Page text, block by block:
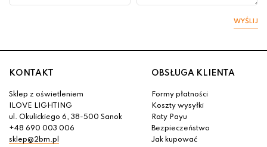
WYŚLIJ
KONTAKT
Sklep z oświetleniem
ILOVE LIGHTING
ul. Okulickiego 6, 38-500 Sanok
+48 690 003 006
sklep@2bm.pl
OBSŁUGA KLIENTA
Formy płatności
Koszty wysyłki
Raty Payu
Bezpieczeństwo
Jak kupować